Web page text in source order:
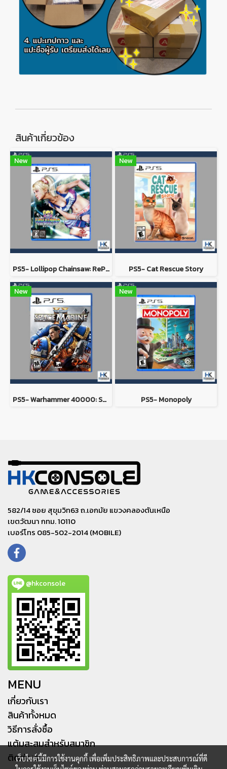
สินค้าเกี่ยวข้อง
New
PS5- Lollipop Chainsaw: RePOP
New
PS5- Cat Rescue Story
New
PS5- Warhammer 40000: Space Marine 2
New
PS5- Monopoly
582/14 ซอย สุขุมวิท63 ถ.เอกมัย แขวงคลองตันเหนือ
เขตวัฒนา กทม. 10110
เบอร์โทร 085-502-2014 (MOBILE)
@hkconsole
MENU
เกี่ยวกับเรา
สินค้าทั้งหมด
วิธีการสั่งซื้อ
แต้มสะสมสำหรับสมาชิก
ติดต่อเรา
เว็บไซต์นี้มีการใช้งานคุกกี้ เพื่อเพิ่มประสิทธิภาพและประสบการณ์ที่ดี